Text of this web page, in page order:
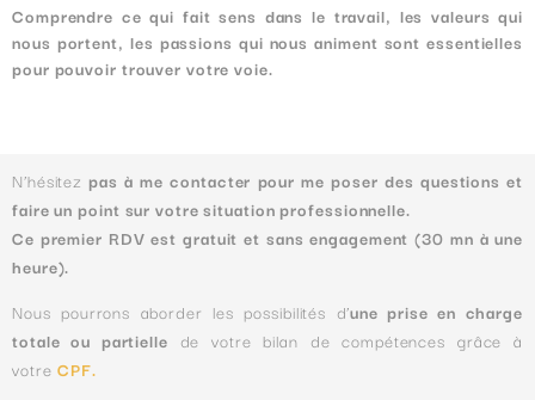
Comprendre ce qui fait sens dans le travail, les valeurs qui
nous portent, les passions qui nous animent sont essentielles
pour pouvoir trouver votre voie.
N’hésitez pas à me contacter pour me poser des questions et
faire un point sur votre situation professionnelle.
Ce premier RDV est gratuit et sans engagement (30 mn à une
heure).
Nous pourrons aborder les possibilités d’une prise en charge
totale ou partielle de votre bilan de compétences grâce à
votreCPF.